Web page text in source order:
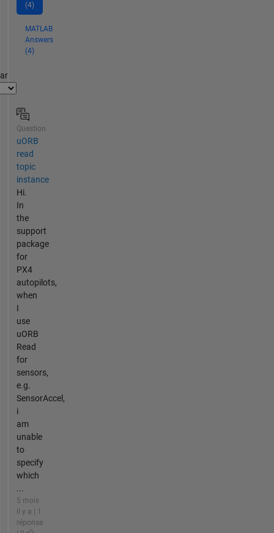
(4)
MATLAB
Answers
(4)
Question
uORB
read
topic
instance
Hi.
In
the
support
package
for
PX4
autopilots,
when
I
use
uORB
Read
for
sensors,
e.g.
SensorAccel,
i
am
unable
to
specify
which
...
5 mois
il y a | 1
réponse